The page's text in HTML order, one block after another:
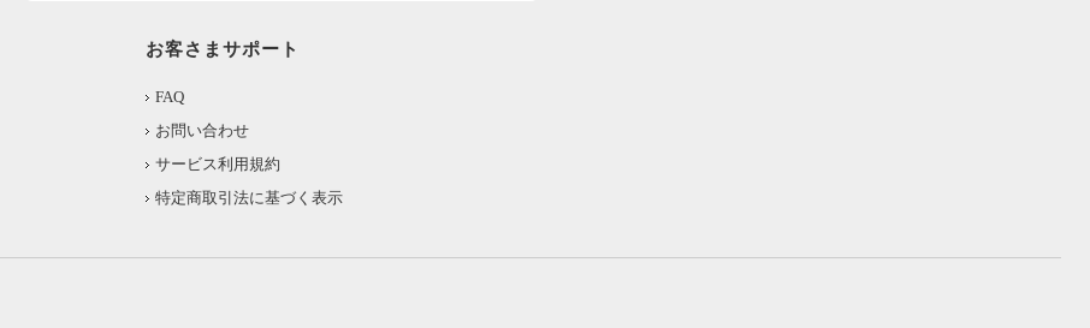
お客さまサポート
FAQ
お問い合わせ
サービス利用規約
特定商取引法に基づく表示